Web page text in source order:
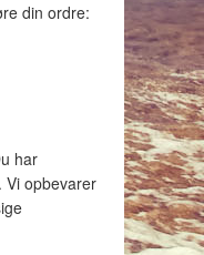
din ordre:
har
Vi opbevarer